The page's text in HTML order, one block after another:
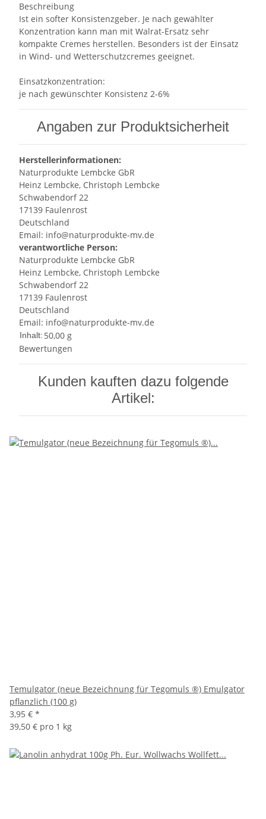
Beschreibung
Ist ein softer Konsistenzgeber. Je nach gewählter
Konzentration kann man mit Walrat-Ersatz sehr
kompakte Cremes herstellen. Besonders ist der Einsatz
in Wind- und Wetterschutzcremes geeignet.
Einsatzkonzentration:
je nach gewünschter Konsistenz 2-6%
Angaben zur Produktsicherheit
Herstellerinformationen:
Naturprodukte Lembcke GbR
Heinz Lembcke, Christoph Lembcke
Schwabendorf 22
17139 Faulenrost
Deutschland
Email: info@naturprodukte-mv.de
verantwortliche Person:
Naturprodukte Lembcke GbR
Heinz Lembcke, Christoph Lembcke
Schwabendorf 22
17139 Faulenrost
Deutschland
Email: info@naturprodukte-mv.de
Inhalt: 50,00 g
Bewertungen
Kunden kauften dazu folgende
Artikel:
Temulgator (neue Bezeichnung für Tegomuls ®) Emulgator
pflanzlich (100 g)
3,95 € *
39,50 € pro 1 kg